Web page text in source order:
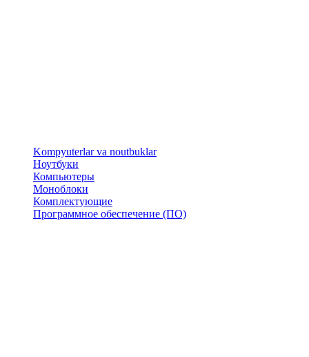
​Kompyuterlar va noutbuklar
Ноутбуки
Компьютеры
Моноблоки
Комплектующие
Программное обеспечение (ПО)